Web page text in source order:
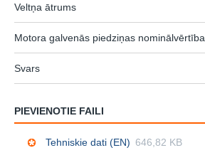
Veltņa ātrums
Motora galvenās piedziņas nominālvērtība
Svars
PIEVIENOTIE FAILI
Tehniskie dati (EN) 646,82 KB